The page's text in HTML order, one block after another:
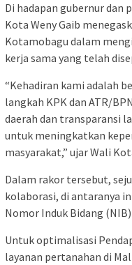
Di hadapan gubernur dan
Kota Weny Gaib
Kotamobagu dalam
kerja sama yang telah
“Kehadiran kami adalah
langkah KPK dan ATR/
daerah dan transparansi
untuk meningkatkan
masyarakat,” ujar Wali
Dalam rakor tersebut,
kolaborasi, di antaranya
Nomor Induk Bidang
Untuk optimalisasi
layanan pertanahan di